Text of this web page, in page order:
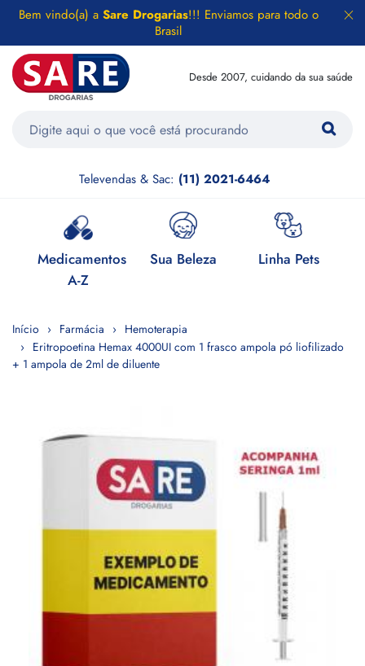
Bem vindo(a) a Sare Drogarias!!! Enviamos para todo o
Brasil
Desde 2007, cuidando da sua saúde
Televendas & Sac: (11) 2021-6464
Medicamentos
A-Z
Sua Beleza Linha Pets
Início Farmácia
Hemoterapia
Eritropoetina Hemax 4000UI com 1 frasco ampola pó liofilizado
+ 1 ampola de 2ml de diluente